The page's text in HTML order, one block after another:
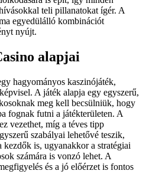
teli pillanatokat ígér. A
egyedülálló kombinációt
nyújt.
alapjai
hagyományos kaszinójáték,
A játék alapja egy egyszerű,
meg kell becsülniük, hogy
fognak futni a játékterületen. A
vezethet, míg a téves tipp
szabályai lehetővé teszik,
is, ugyanakkor a stratégiai
számára is vonzó lehet. A
és a jó előérzet is fontos